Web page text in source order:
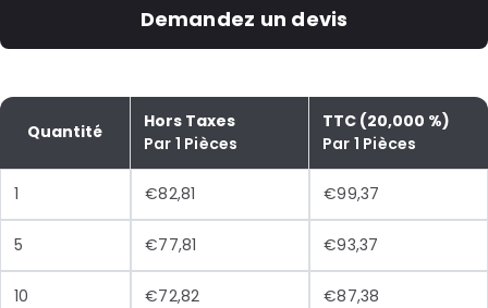
Demandez un devis
Quantité
Hors Taxes
Par 1 Pièces
TTC (20,000 %)
Par 1 Pièces
1 €82,81 €99,37
5 €77,81 €93,37
10 €72,82 €87,38